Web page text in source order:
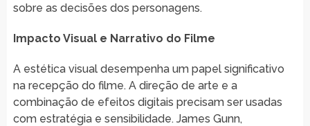
sobre as decisões dos personagens.
Impacto Visual e Narrativo do Filme
A estética visual desempenha um papel significativo
na recepção do filme. A direção de arte e a
combinação de efeitos digitais precisam ser usadas
com estratégia e sensibilidade. James Gunn,